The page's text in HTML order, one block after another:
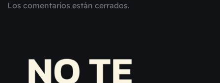
Los comentarios están cerrados.